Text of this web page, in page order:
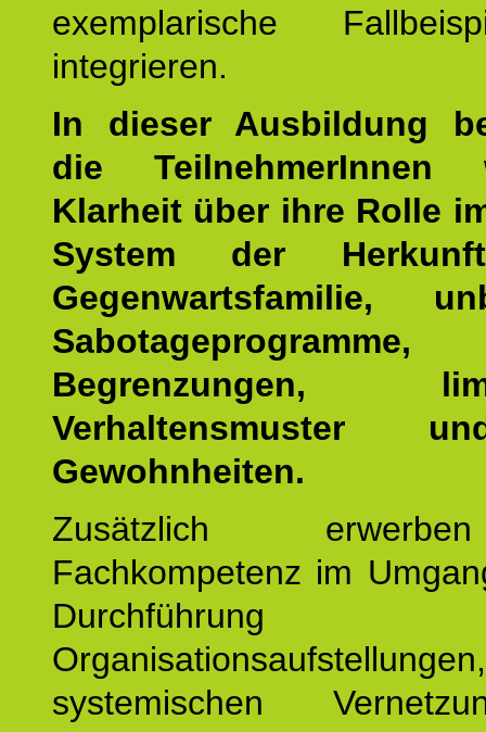
exemplarische
integrieren.
In dieser Ausbildung
die TeilnehmerInnen
Klarheit über ihre Rolle
System der
Gegenwartsfamilie,
Begrenzungen,
Verhaltensmuster
Gewohnheiten.
Zusätzlich
Fachkompetenz im
systemischen